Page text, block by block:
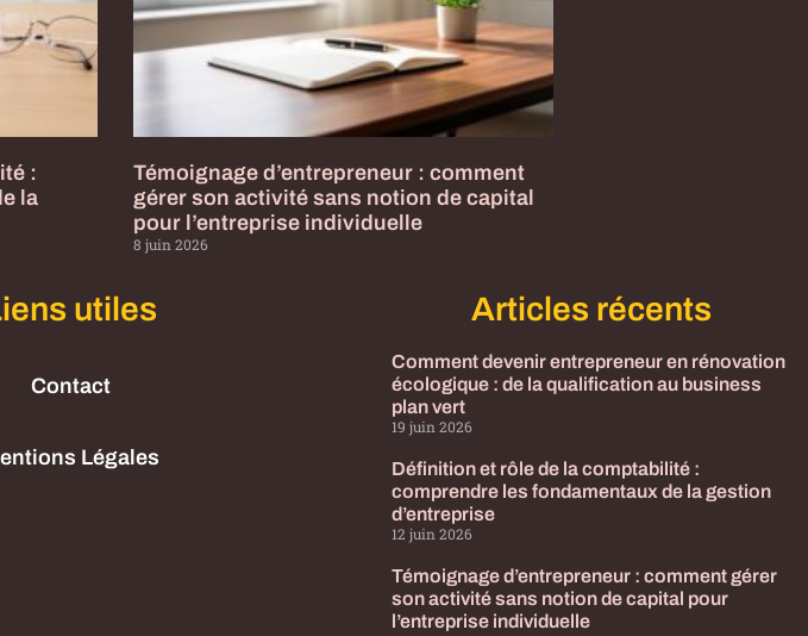
:
la
Témoignage d’entrepreneur : comment
gérer son activité sans notion de capital
pour l’entreprise individuelle
8 juin 2026
utiles
Contact
Légales
Articles récents
Comment devenir entrepreneur en rénovation
écologique : de la qualification au business
plan vert
19 juin 2026
Définition et rôle de la comptabilité :
comprendre les fondamentaux de la gestion
d’entreprise
12 juin 2026
Témoignage d’entrepreneur : comment gérer
son activité sans notion de capital pour
l’entreprise individuelle